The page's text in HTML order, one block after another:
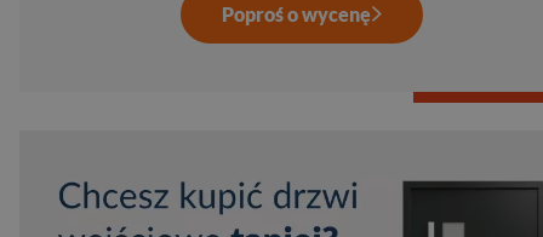
Poproś o wycenę